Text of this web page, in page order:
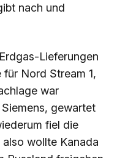
nach und
Lieferungen
Nord Stream 1,
war
gewartet
fiel die
wollte Kanada